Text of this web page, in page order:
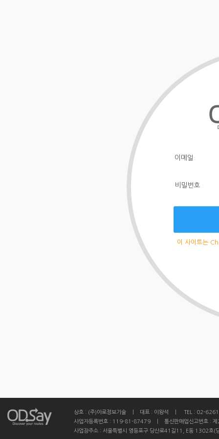
이메일
비밀번호
이 사이트는
상호 : (주)아로정보기술 ㅣ 대표 : 이왕석 ㅣ TEL : 02-
사업자등록번호 : 119-81-87479 ㅣ 통신판매업신고번호 :
사업장주소 : 서울특별시 영등포구 당산로41길11, E동 1302호(